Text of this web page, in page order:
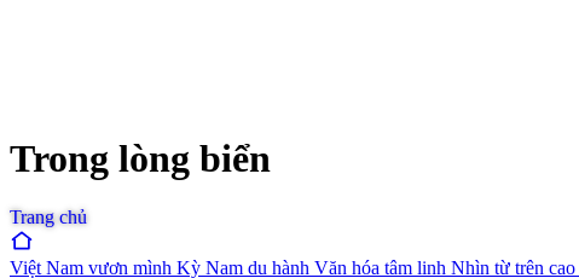
Trong lòng biển
Trang chủ
Việt Nam vươn mình Kỳ Nam du hành Văn hóa tâm linh Nhìn từ trên cao